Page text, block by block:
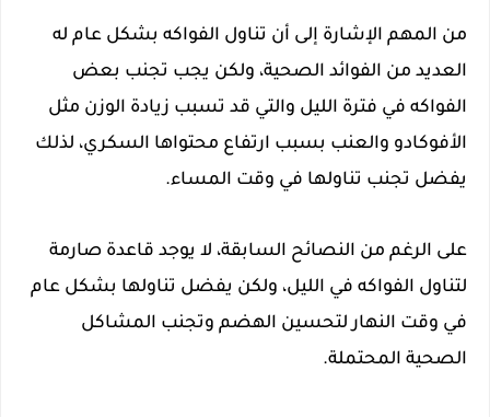
من المهم الإشارة إلى أن تناول الفواكه بشكل عام له
العديد من الفوائد الصحية، ولكن يجب تجنب بعض
الفواكه في فترة الليل والتي قد تسبب زيادة الوزن مثل
الأفوكادو والعنب بسبب ارتفاع محتواها السكري، لذلك
يفضل تجنب تناولها في وقت المساء.
على الرغم من النصائح السابقة، لا يوجد قاعدة صارمة
لتناول الفواكه في الليل، ولكن يفضل تناولها بشكل عام
في وقت النهار لتحسين الهضم وتجنب المشاكل
الصحية المحتملة.